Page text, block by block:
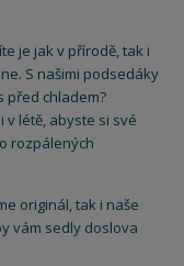
je jak v přírodě, tak i
S našimi podsedáky
před chladem?
v létě, abyste si své
rozpálených
originál, tak i naše
vám sedly doslova